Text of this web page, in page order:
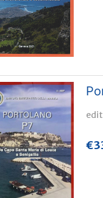
€